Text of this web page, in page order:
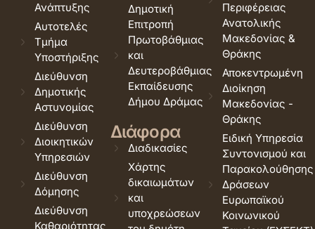
Ανάπτυξης
Αυτοτελές
Τμήμα
Υποστήριξης
Διεύθυνση
Δημοτικής
Αστυνομίας
Διεύθυνση
Διοικητικών
Υπηρεσιών
Διεύθυνση
Δόμησης
Διεύθυνση
Καθαριότητας
Δημοτική
Επιτροπή
Πρωτοβάθμιας
και
Δευτεροβάθμιας
Εκπαίδευσης
Δήμου Δράμας
Διάφορα
Διαδικασίες
Χάρτης
δικαιωμάτων
και
υποχρεώσεων
Περιφέρειας
Ανατολικής
Μακεδονίας &
Θράκης
Αποκεντρωμένη
Διοίκηση
Μακεδονίας -
Θράκης
Ειδική Υπηρεσία
Συντονισμού και
Παρακολούθησης
Δράσεων
Ευρωπαϊκού
Κοινωνικού